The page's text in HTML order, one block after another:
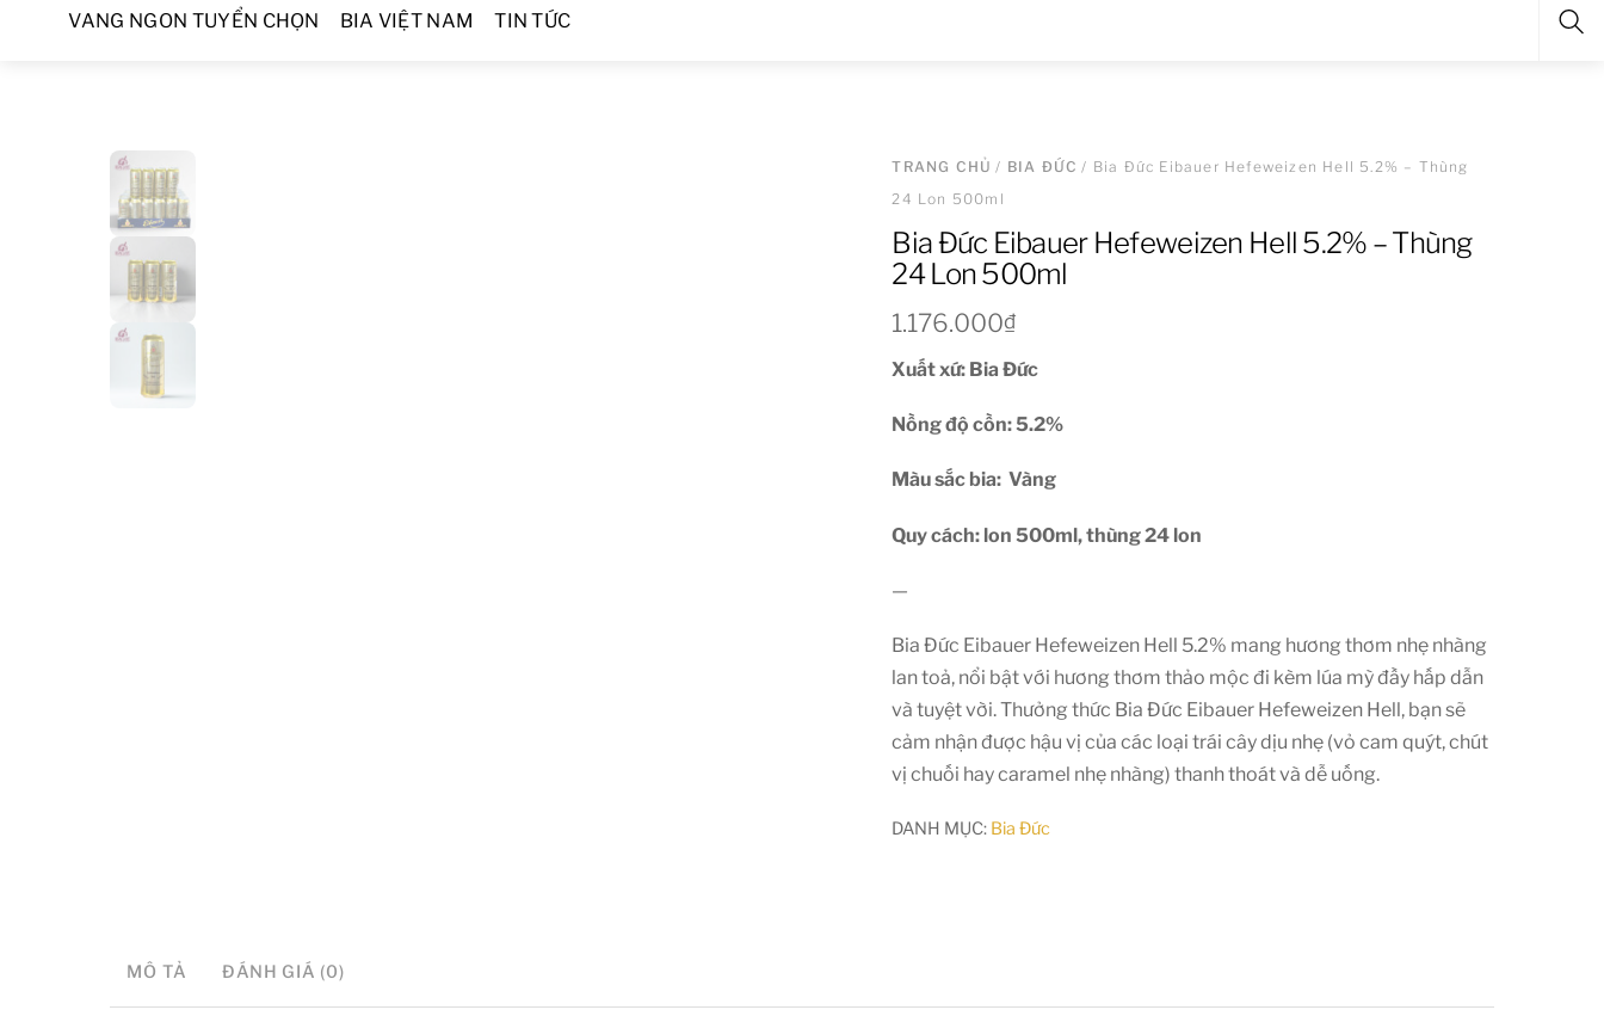
VANG NGON TUYỂN CHỌN BIA VIỆT NAM TIN TỨC
TRANG CHỦ / BIA ĐỨC / Bia Đức Eibauer Hefeweizen Hell 5.2% – Thùng
24 Lon 500ml
Bia Đức Eibauer Hefeweizen Hell 5.2% – Thùng
24 Lon 500ml
1.176.000₫
Xuất xứ: Bia Đức
Nồng độ cồn: 5.2%
Màu sắc bia: Vàng
Quy cách: lon 500ml, thùng 24 lon
—
Bia Đức Eibauer Hefeweizen Hell 5.2% mang hương thơm nhẹ nhàng
lan toả, nổi bật với hương thơm thảo mộc đi kèm lúa mỳ đầy hấp dẫn
và tuyệt vời. Thưởng thức Bia Đức Eibauer Hefeweizen Hell, bạn sẽ
cảm nhận được hậu vị của các loại trái cây dịu nhẹ (vỏ cam quýt, chút
vị chuối hay caramel nhẹ nhàng) thanh thoát và dễ uống.
DANH MỤC: Bia Đức
MÔ TẢ ĐÁNH GIÁ (0)